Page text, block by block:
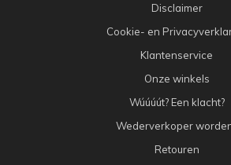
Disclaimer
Cookie- en
Klantenservice
Onze winkels
Wúúúút? Een klacht?
Wederverkoper
Retouren